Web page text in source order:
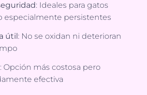
: Ideales para gatos
especialmente persistentes
útil : No se oxidan ni deterioran
: Opción más costosa pero
efectiva